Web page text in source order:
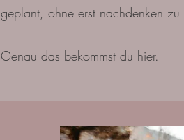
geplant, ohne erst nachdenken zu
Genau das bekommst du hier.